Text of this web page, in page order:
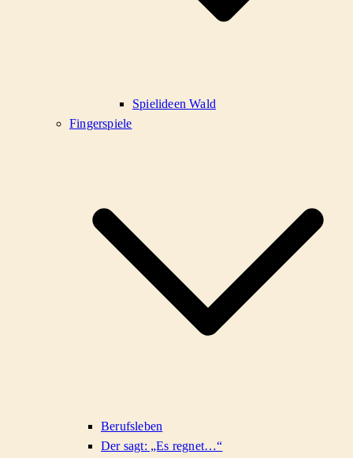
Spielideen Wald
Fingerspiele
Berufsleben
Der sagt: „Es regnet…“